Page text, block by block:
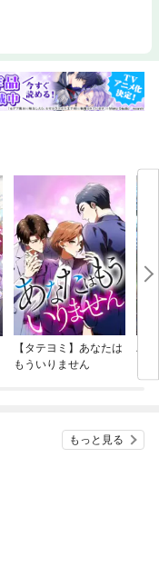
【タテヨミ】あなたは
もういりません
バ
今
もっと見る